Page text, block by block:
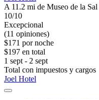
A 11.2 mi de Museo de la Sal
10/10
Excepcional
(11 opiniones)
$171 por noche
$197 en total
1 sept - 2 sept
Total con impuestos y cargos
Joel Hotel